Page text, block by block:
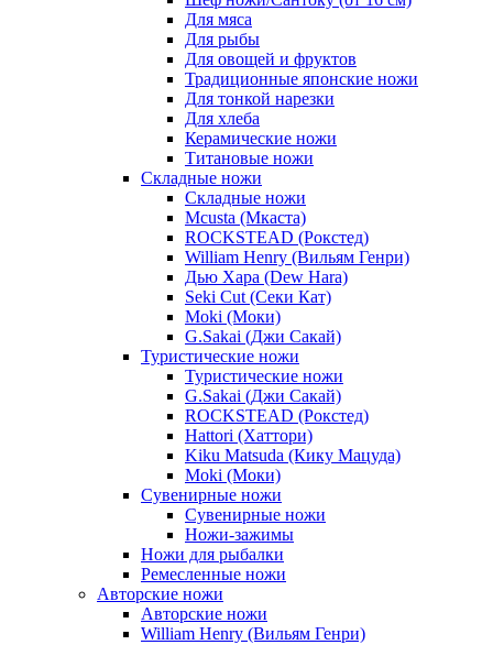
Для мяса
Для рыбы
Для овощей и фруктов
Традиционные японские ножи
Для тонкой нарезки
Для хлеба
Керамические ножи
Титановые ножи
Складные ножи
Складные ножи
Mcusta (Мкаста)
ROCKSTEAD (Рокстед)
William Henry (Вильям Генри)
Дью Хара (Dew Hara)
Seki Cut (Секи Кат)
Moki (Моки)
G.Sakai (Джи Сакай)
Туристические ножи
Туристические ножи
G.Sakai (Джи Сакай)
ROCKSTEAD (Рокстед)
Hattori (Хаттори)
Kiku Matsuda (Кику Мацуда)
Moki (Моки)
Сувенирные ножи
Сувенирные ножи
Ножи-зажимы
Ножи для рыбалки
Ремесленные ножи
Авторские ножи
Авторские ножи
William Henry (Вильям Генри)